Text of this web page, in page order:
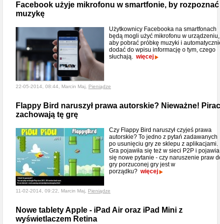
Facebook użyje mikrofonu w smartfonie, by rozpoznać
muzykę
Użytkownicy Facebooka na smartfonach
będą mogli użyć mikrofonu w urządzeniu,
aby pobrać próbkę muzyki i
dodać do wpisu informację o tym, czego
słuchają. więcej
22-05-2014, 08:44, Marcin Maj, Pieniądze
Flappy Bird naruszył prawa autorskie? Nieważne!
zachowają tę grę
Czy Flappy Bird naruszył czyjeś prawa
autorskie? To jedno z pytań zadawanych
po usunięciu gry ze sklepu z aplikacjami.
Gra pojawiła się też w sieci P2P i pojawia
się nowe pytanie - czy naruszenie praw
gry porzuconej gry jest w
porządku? więcej
11-02-2014, 09:22, Marcin Maj, Pieniądze
Nowe tablety Apple - iPad Air oraz iPad Mini z
wyświetlaczem Retina